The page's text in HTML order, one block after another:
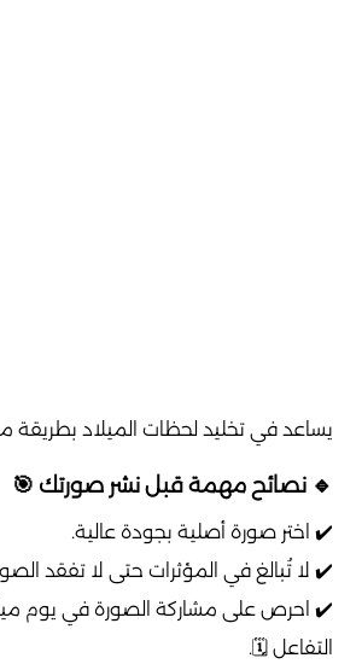
يساعد في تخليد لحظات الميلاد بطريقة
🔹 نصائح مهمة قبل نشر صورتك 🎯
✔️ اختر صورة أصلية بجودة عالية.
✔️ لا تُبالغ في المؤثرات حتى لا تفقد
✔️ احرص على مشاركة الصورة في يوم
التفاعل 🗓️.